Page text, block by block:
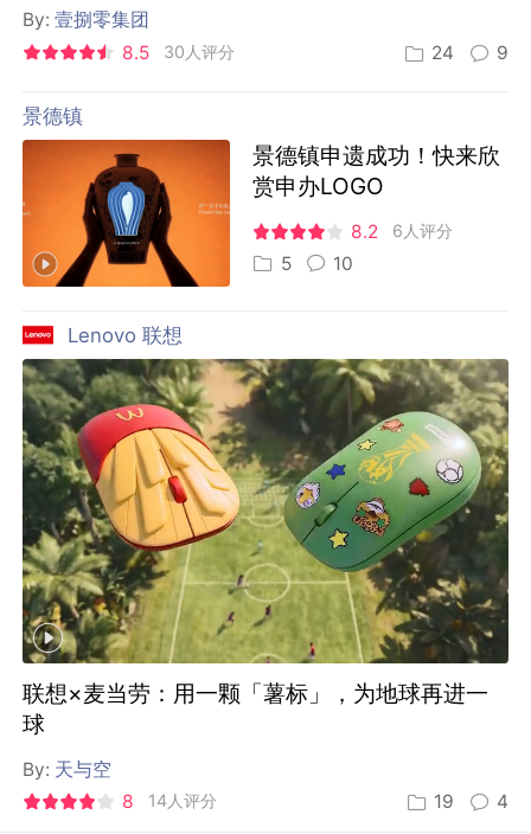
By:壹捌零集团
8.5
30人评分 24 9
景德镇
景德镇申遗成功！快来欣
赏申办LOGO
8.2 6人评分
5 10
Lenovo 联想
联想×麦当劳：用一颗「薯标」，为地球再进一
球
By: 天与空
8
14人评分 19 4